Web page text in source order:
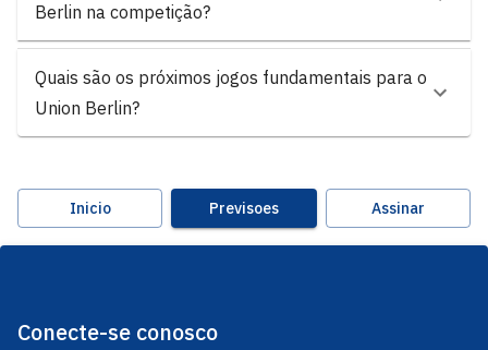
Berlin na competição?
Quais são os próximos jogos fundamentais para o
Union Berlin?
Inicio Previsoes Assinar
Conecte-se conosco